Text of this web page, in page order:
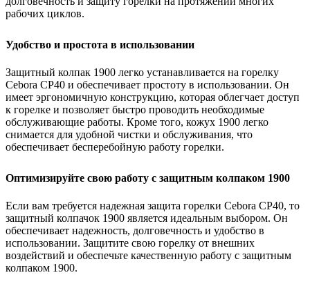
рабочих циклов.
Удобство и простота в использовании
Защитный колпак 1900 легко устанавливается на горелку
Cebora CP40 и обеспечивает простоту в использовании. Он
имеет эргономичную конструкцию, которая облегчает доступ
к горелке и позволяет быстро проводить необходимые
обслуживающие работы. Кроме того, кожух 1900 легко
снимается для удобной чистки и обслуживания, что
обеспечивает бесперебойную работу горелки.
Оптимизируйте свою работу с защитным колпаком 1900
Если вам требуется надежная защита горелки Cebora CP40, то
защитный колпачок 1900 является идеальным выбором. Он
обеспечивает надежность, долговечность и удобство в
использовании. Защитите свою горелку от внешних
воздействий и обеспечьте качественную работу с защитным
колпаком 1900.